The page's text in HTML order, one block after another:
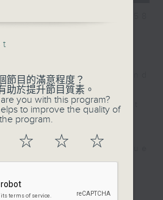
piano
(from k347 And
Attwood, trumpet
in G Minor (iv. Gigue
baroque guitar
節目的滿意程度？
助於提升節目質素。
you with this program?
to improve the quality of
the program.
☆ ☆ ☆